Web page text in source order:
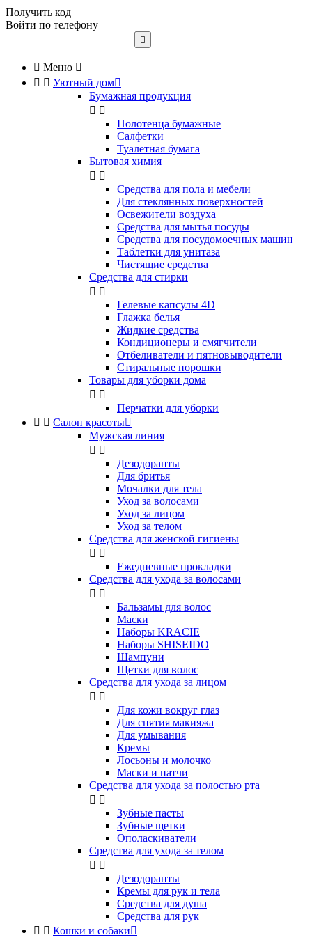
Получить код
Войти по телефону

 Меню 
  Уютный дом
Бумажная продукция
 
Полотенца бумажные
Салфетки
Туалетная бумага
Бытовая химия
 
Cредства для пола и мебели
Для стеклянных поверхностей
Освежители воздуха
Средства для мытья посуды
Средства для посудомоечных машин
Таблетки для унитаза
Чистящие средства
Средства для стирки
 
Гелевые капсулы 4D
Глажка белья
Жидкие средства
Кондиционеры и смягчители
Отбеливатели и пятновыводители
Стиральные порошки
Товары для уборки дома
 
Перчатки для уборки
  Салон красоты
Мужская линия
 
Дезодоранты
Для бритья
Мочалки для тела
Уход за волосами
Уход за лицом
Уход за телом
Средства для женской гигиены
 
Ежедневные прокладки
Средства для ухода за волосами
 
Бальзамы для волос
Маски
Наборы KRACIE
Наборы SHISEIDO
Шампуни
Щетки для волос
Средства для ухода за лицом
 
Для кожи вокруг глаз
Для снятия макияжа
Для умывания
Кремы
Лосьоны и молочко
Маски и патчи
Средства для ухода за полостью рта
 
Зубные пасты
Зубные щетки
Ополаскиватели
Средства для ухода за телом
 
Дезодоранты
Кремы для рук и тела
Средства для душа
Средства для рук
  Кошки и собаки